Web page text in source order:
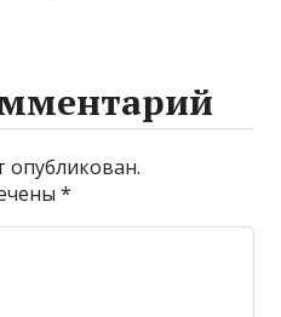
опубликован.
*